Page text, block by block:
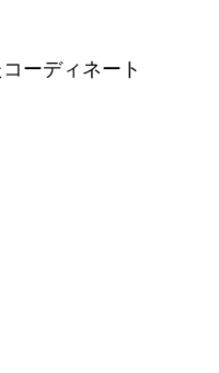
ーディネート